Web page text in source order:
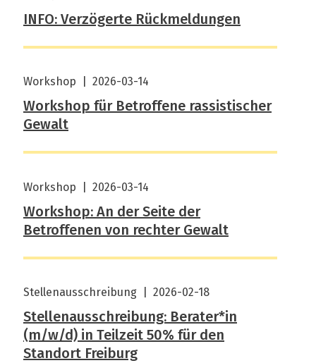
INFO: Verzögerte Rückmeldungen
Workshop 2026-03-14
Workshop für Betroffene rassistischer
Gewalt
Workshop 2026-03-14
Workshop: An der Seite der
Betroffenen von rechter Gewalt
Stellenausschreibung 2026-02-18
Stellenausschreibung: Berater*in
(m/w/d) in Teilzeit 50% für den
Standort Freiburg